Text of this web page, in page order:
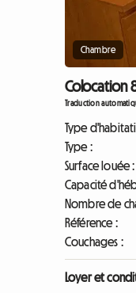
Chambre
Colocation
Traduction
Type
Type :
Surface louée :
Capacité
Nombre de
Référence :
Couchages :
Loyer et